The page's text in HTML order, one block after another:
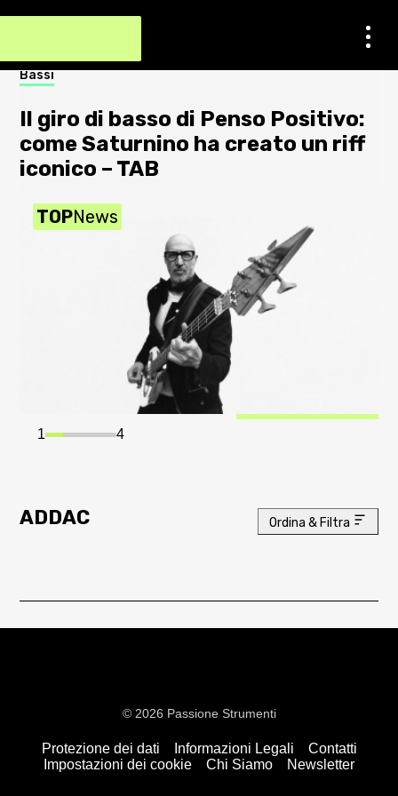
Impostazioni dei cookie
Chi Siamo
Newsletter
Bassi
Il giro di basso di Penso Positivo:
come Saturnino ha creato un riff
iconico – TAB
TOPNews
1 4
ADDAC Ordina & Filtra
Protezione dei dati Informazioni Legali
Contatti
Impostazioni dei cookie
Chi Siamo Newsletter
© 2026 Passione Strumenti